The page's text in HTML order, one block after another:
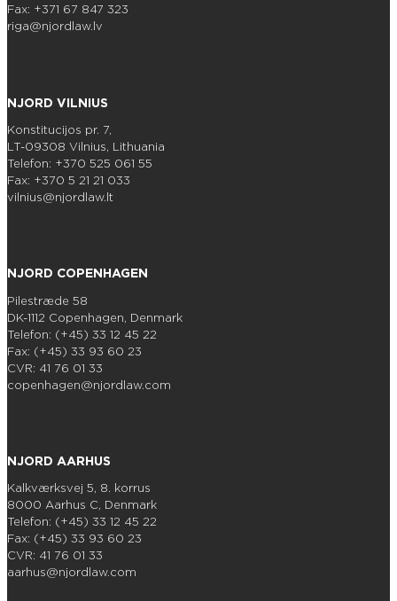
Fax: +371 67 847 323
riga@njordlaw.lv
NJORD VILNIUS
Konstitucijos pr. 7,
LT-09308 Vilnius, Lithuania
Telefon: +370 525 061 55
Fax: +370 5 21 21 033
vilnius@njordlaw.lt
NJORD COPENHAGEN
Pilestræde 58
DK-1112 Copenhagen, Denmark
Telefon: (+45) 33 12 45 22
Fax: (+45) 33 93 60 23
CVR: 41 76 01 33
copenhagen@njordlaw.com
NJORD AARHUS
Kalkværksvej 5, 8. korrus
8000 Aarhus C, Denmark
Telefon: (+45) 33 12 45 22
Fax: (+45) 33 93 60 23
CVR: 41 76 01 33
aarhus@njordlaw.com